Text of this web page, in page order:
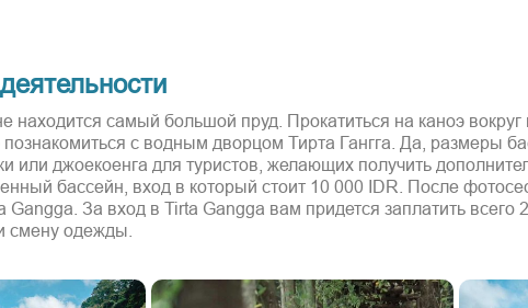
находится самый большой пруд. Прокатиться на каноэ вокруг
с водным дворцом Тирта Гангга. Да, размеры
или джоекоенга для туристов, желающих получить
бассейн, вход в который стоит 10 000 IDR. После
Gangga. За вход в Tirta Gangga вам придется заплатить всего
смену одежды.